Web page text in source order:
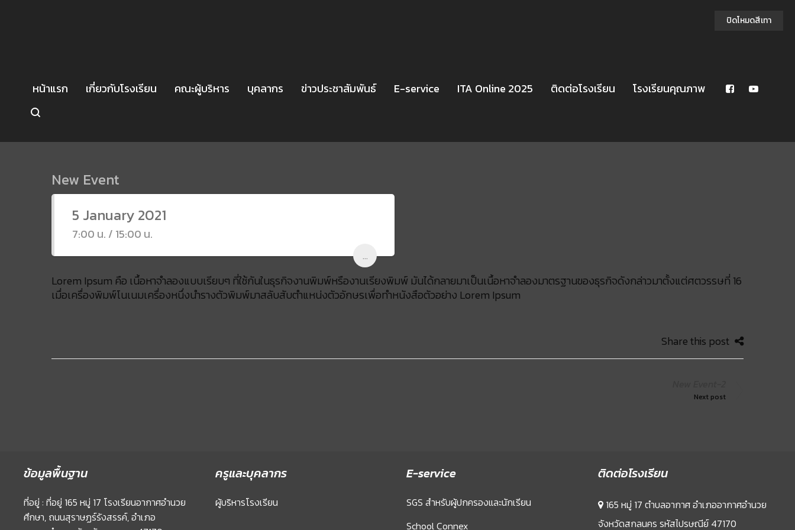
หน้าแรก เกี่ยวกับโรงเรียน คณะผู้บริหาร บุคลากร ข่าวประชาสัมพันธ์ E-service ITA Online 2025 ติดต่อโรงเรียน โรงเรียนคุณภาพ
New Event
5 January 2021
7:00 น. / 15:00 น.
...
Lorem Ipsum คือ เนื้อหาจำลองแบบเรียบๆ ที่ใช้กันในธุรกิจงานพิมพ์หรืองานเรียงพิมพ์ มันได้กลายมาเป็นเนื้อหาจำลองมาตรฐานของธุรกิจดังกล่าวมาตั้งแต่ศตวรรษที่ 16
เมื่อเครื่องพิมพ์โนเนมเครื่องหนึ่งนำรางตัวพิมพ์มาสลับสับตำแหน่งตัวอักษรเพื่อทำหนังสือตัวอย่าง Lorem Ipsum
Share this post
Next post
ข้อมูลพื้นฐาน
ที่อยู่ : ที่อยู่ 165 หมู่ 17 โรงเรียนอากาศอำนวย
ศึกษา, ถนนสุราษฏร์รังสรรค์, อำเภอ
ครูและบุคลากร
ผู้บริหารโรงเรียน
E-service
SGS สำหรับผู้ปกครองและนักเรียน
School Connex
ติดต่อโรงเรียน
165 หมู่ 17 ตำบลอากาศ อำเภออากาศอำนวย
จังหวัดสกลนคร รหัสไปรษณีย์ 47170
ปิดโหมดสีเทา